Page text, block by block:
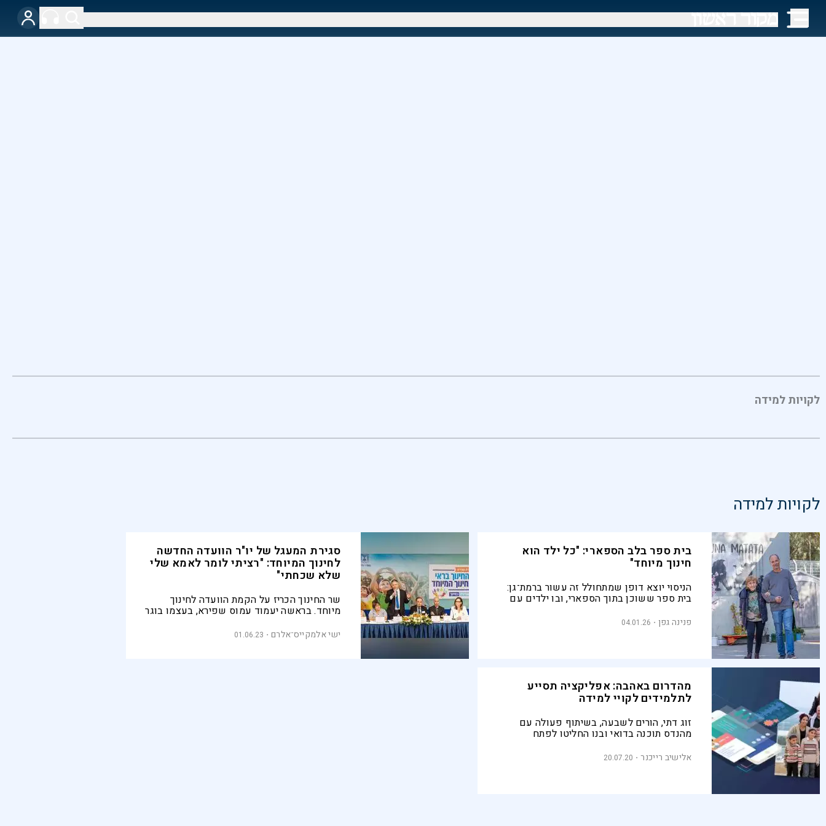
לקויות למידה
לקויות למידה
בית ספר בלב הספארי: "כל ילד הוא
חינוך מיוחד"
הניסוי יוצא דופן שמתחולל זה עשור ברמת־גן:
בית ספר ששוכן בתוך הספארי, ובו ילדים עם
טיפול בחמור פצוע או התבוננות בפיל בודד
פנינה גפן 04.01.26
סגירת המעגל של יו"ר הוועדה החדשה
לחינוך המיוחד: "רציתי לומר לאמא שלי
שלא שכחתי"
שר החינוך הכריז על הקמת הוועדה לחינוך
מיוחד. בראשה יעמוד עמוס שפירא, בעצמו בוגר
כיו"ר עמותת אלו"ט
ישי אלמקייס־אלרם 01.06.23
מהדרום באהבה: אפליקציה תסייע
לתלמידים לקויי למידה
זוג דתי, הורים לשבעה, בשיתוף פעולה עם
מהנדס תוכנה בדואי ובנו החליטו לפתח
חסן אלזיאדנה, המהנדס: "התוכנה נועדה להנגיש
אלישיב רייכנר 20.07.20